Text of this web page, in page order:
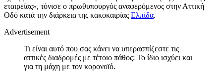
εταιρείας», τόνισε ο πρωθυπουργός αναφερόμενος στην Αττική
Οδό κατά την διάρκεια της κακοκαιρίας Ελπίδα.
Advertisement
Τι είναι αυτό που σας κάνει να υπερασπίζεστε τις
αττικές διαδρομές με τέτοιο πάθος; Το ίδιο ισχύει και
για τη μάχη με τον κορονοϊό.